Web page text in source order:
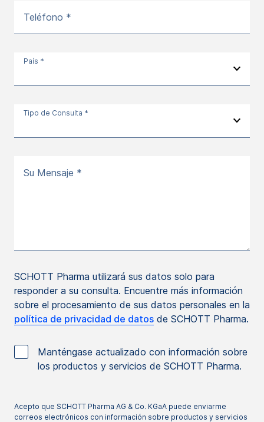
Teléfono *
País *
Tipo de Consulta *
Su Mensaje *
SCHOTT Pharma utilizará sus datos solo para
responder a su consulta. Encuentre más información
sobre el procesamiento de sus datos personales en la
política de privacidad de datos de SCHOTT Pharma.
Manténgase actualizado con información sobre
los productos y servicios de SCHOTT Pharma.
Acepto que SCHOTT Pharma AG & Co. KGaA puede enviarme
correos electrónicos con información sobre productos y servicios